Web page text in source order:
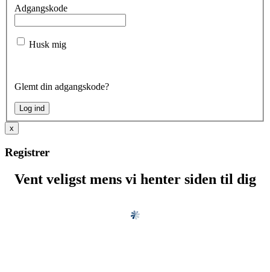
Adgangskode
Husk mig
Glemt din adgangskode?
x
Registrer
Vent veligst mens vi henter siden til dig